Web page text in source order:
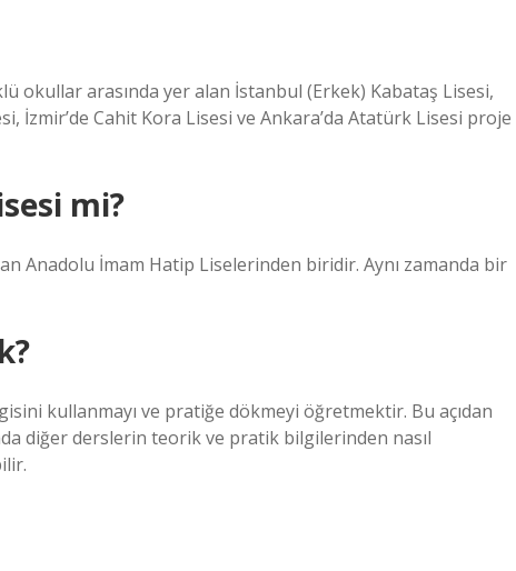
okullar arasında yer alan İstanbul (Erkek) Kabataş Lisesi,
İzmir’de Cahit Kora Lisesi ve Ankara’da Atatürk Lisesi proje
mi?
Anadolu İmam Hatip Liselerinden biridir. Aynı zamanda bir
kullanmayı ve pratiğe dökmeyi öğretmektir. Bu açıdan
diğer derslerin teorik ve pratik bilgilerinden nasıl